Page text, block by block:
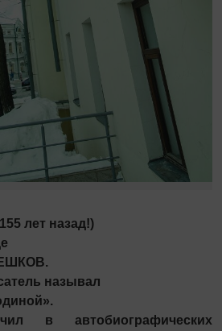
лет назад!)
называл
в автобиографических